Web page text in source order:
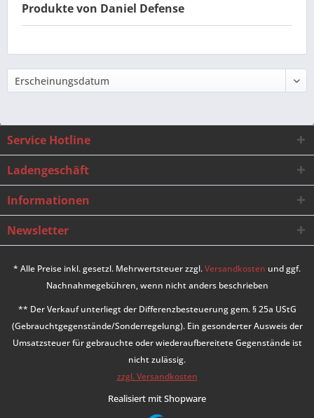
Produkte von Daniel Defense
Service Hotline
Ladengeschäft
Informationen
Newsletter
* Alle Preise inkl. gesetzl. Mehrwertsteuer zzgl.Versandkosten und ggf.
Nachnahmegebühren, wenn nicht anders beschrieben
** Der Verkauf unterliegt der Differenzbesteuerung gem. § 25a UStG
(Gebrauchtgegenstände/Sonderregelung). Ein gesonderter Ausweis der
Umsatzsteuer für gebrauchte oder wiederaufbereitete Gegenstände ist
nicht zulässig.
zzgl. Versandkosten
Realisiert mit Shopware